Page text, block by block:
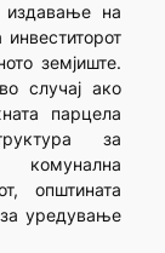
издавање на
земјиште.
случај ако
парцела
за
општината
уредување